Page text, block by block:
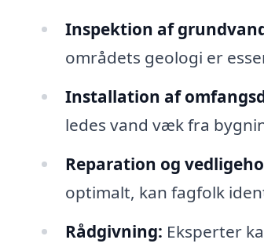
Inspektion af
områdets geologi er
Installation af
ledes vand væk fra
Reparation og
optimalt, kan fagfolk
Rådgivning: Eksperter